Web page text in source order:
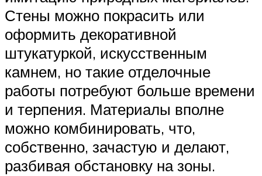
Стены можно покрасить или
оформить декоративной
штукатуркой, искусственным
камнем, но такие отделочные
работы потребуют больше времени
и терпения. Материалы вполне
можно комбинировать, что,
собственно, зачастую и делают,
разбивая обстановку на зоны.